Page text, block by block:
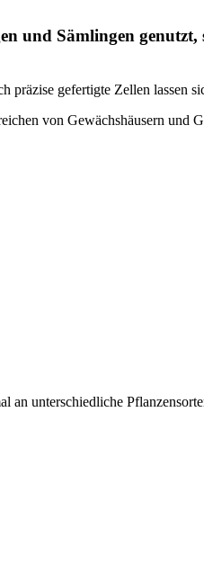
und Sämlingen
gefertigte Zellen lassen
von Gewächshäusern und
unterschiedliche